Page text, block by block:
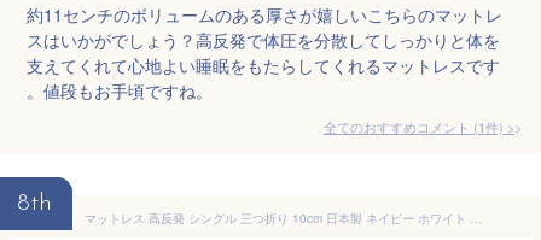
約11センチのボリュームのある厚さが嬉しいこちらのマットレ
スはいかがでしょう？高反発で体圧を分散してしっかりと体を
支えてくれて心地よい睡眠をもたらしてくれるマットレスです
。値段もお手頃ですね。
全てのおすすめコメント (1件) >
8th
マットレス 高反発 シングル 三つ折り 10cm 日本製 ネイビー ホワイト 折りたたみマットレス《MSグランデS 三つ折り》 (シングル, ホワイト)